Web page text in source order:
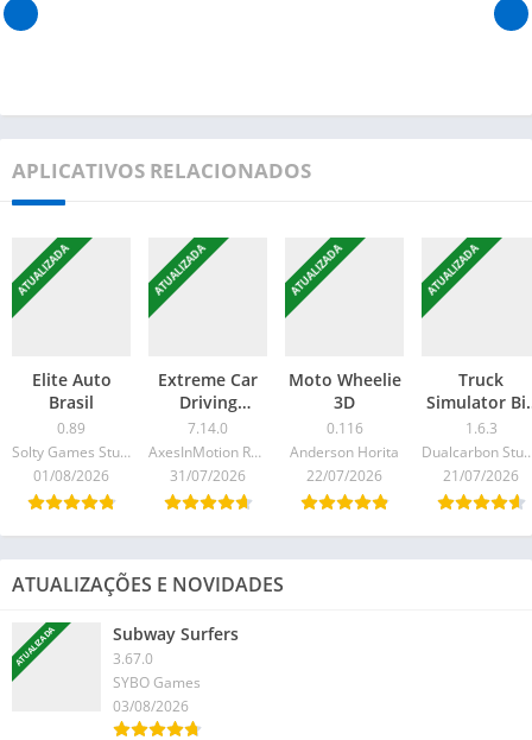
APLICATIVOS RELACIONADOS
ATUALIZADA
Elite Auto
Brasil
0.89
Solty Games Studio
01/08/2026
ATUALIZADA
Extreme Car
Driving
Simulator
7.14.0
AxesInMotion Racing
31/07/2026
ATUALIZADA
Moto Wheelie
3D
0.116
Anderson Horita
22/07/2026
ATUALIZADA
Truck
Simulator
Rigs
1.6.3
21/07/2026
ATUALIZAÇÕES E NOVIDADES
ATUALIZADA Subway Surfers
3.67.0
SYBO Games
03/08/2026